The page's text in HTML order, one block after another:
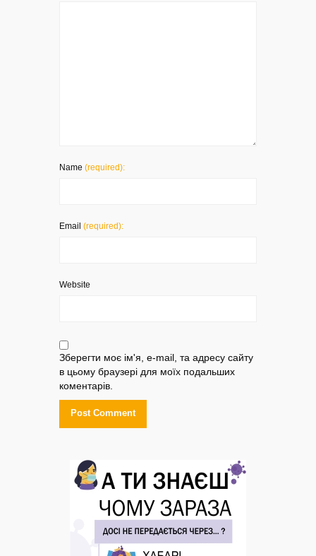
Name (required):
Email (required):
Website
Зберегти моє ім'я, e-mail, та адресу сайту
в цьому браузері для моїх подальших
коментарів.